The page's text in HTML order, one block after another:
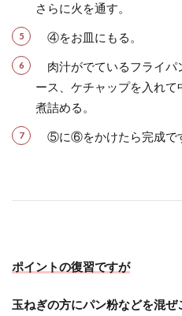
さらに火を通す。
④をお皿にもる。
肉汁がでているフライパ
ース、ケチャップを入れ
煮詰める。
⑤に⑥をかけたら完成で
ポイントの復習ですが
玉ねぎの方にパン粉などを混